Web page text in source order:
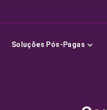
Soluções Pós-Pagas